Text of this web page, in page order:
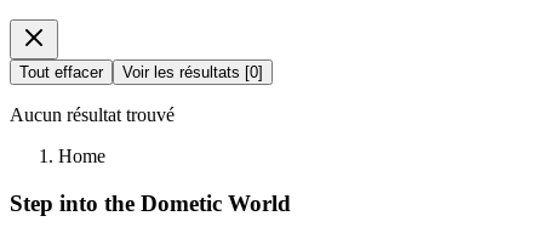
Tout effacer Voir les résultats [0]
Aucun résultat trouvé
Home
Step into the Dometic World